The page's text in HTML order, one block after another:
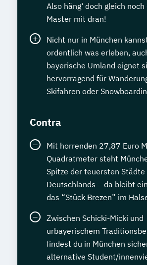
Also häng‘ doch gleich noch
Master mit dran!
Nicht nur in München
ordentlich was erleben,
bayerische Umland eignet
hervorragend für
Skifahren oder
Contra
Mit horrenden 27,87 Euro
Quadratmeter steht
Spitze der teuersten Städte
Deutschlands – da bleibt
das “Stück Brezen” im
Zwischen Schicki-Micki und
urbayerischem
findest du in München
alternative Student/